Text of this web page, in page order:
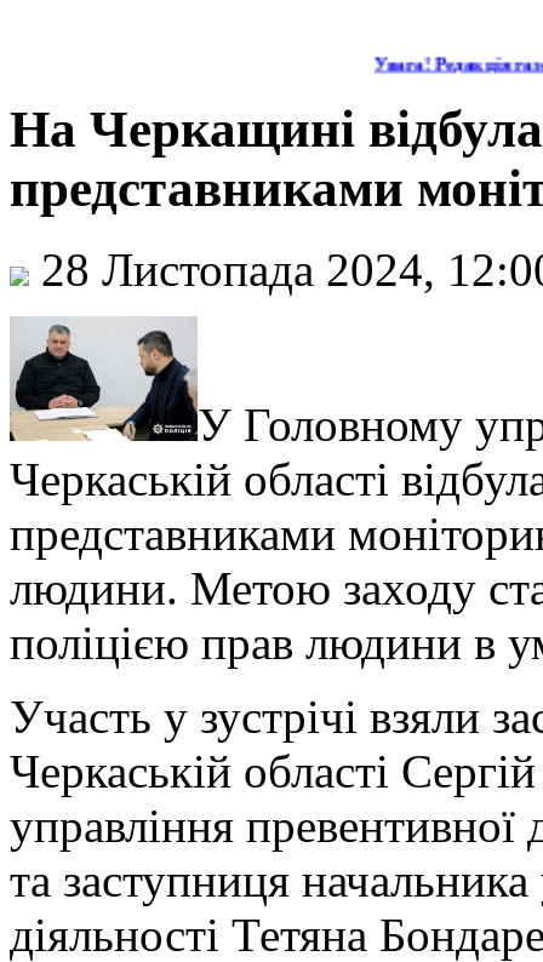
Увага! Редакція
На Черкащині
представниками
28 Листопада 2024,
У Головному
Черкаській області
представниками
людини. Метою заходу
поліцією прав людини в
Участь у зустрічі взяли
Черкаській області
управління
та заступниця
діяльності Тетяна